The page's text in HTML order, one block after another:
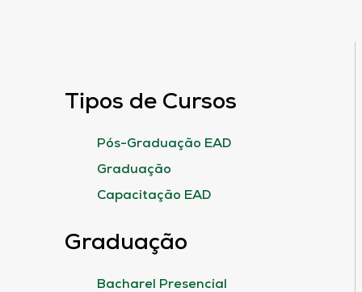
Tipos de Cursos
Pós-Graduação EAD
Graduação
Capacitação EAD
Graduação
Bacharel Presencial